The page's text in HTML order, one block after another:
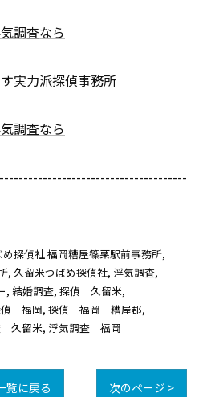
調査なら
実力派探偵事務所
調査なら
め探偵社 福岡糟屋篠栗駅前事務所
久留米つばめ探偵社 浮気調査
結婚調査 探偵 久留米
福岡 探偵 福岡 糟屋郡
久留米 浮気調査 福岡
覧に戻る 次のページ >